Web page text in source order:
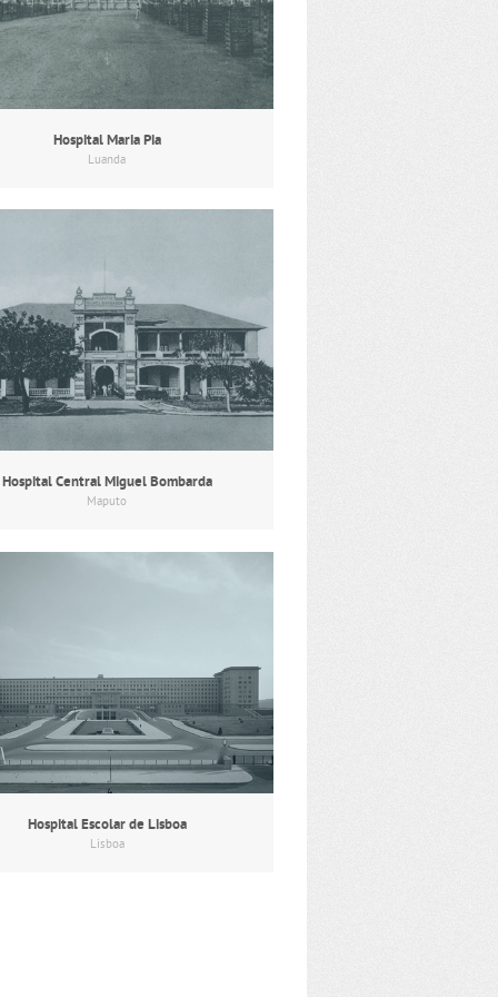
Hospital Maria Pia
Luanda
Hospital Central Miguel Bombarda
Maputo
Hospital Escolar de Lisboa
Lisboa